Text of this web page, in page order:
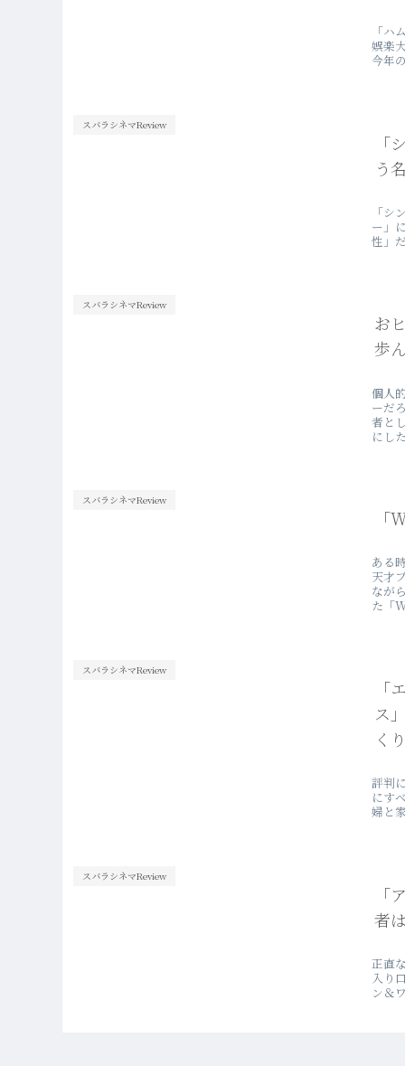
「
娯楽
今年
スバラシネマReview
う
「シ
ー」
性」
スバラシネマReview
お
歩
個人
ーだ
者と
にし
スバラシネマReview
ある
天才
なが
た「
スバラシネマReview
ス
く
評判
にす
婦と
スバラシネマReview
者
正直
入り
ン＆